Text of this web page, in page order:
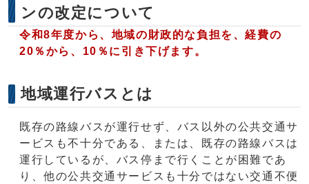
ンの改定について
令和8年度から、地域の財政的な負担を、経費の
20％から、10％に引き下げます。
地域運行バスとは
既存の路線バスが運行せず、バス以外の公共交通サ
ービスも不十分である、または、既存の路線バスは
運行しているが、バス停まで行くことが困難であ
り、他の公共交通サービスも十分ではない交通不便